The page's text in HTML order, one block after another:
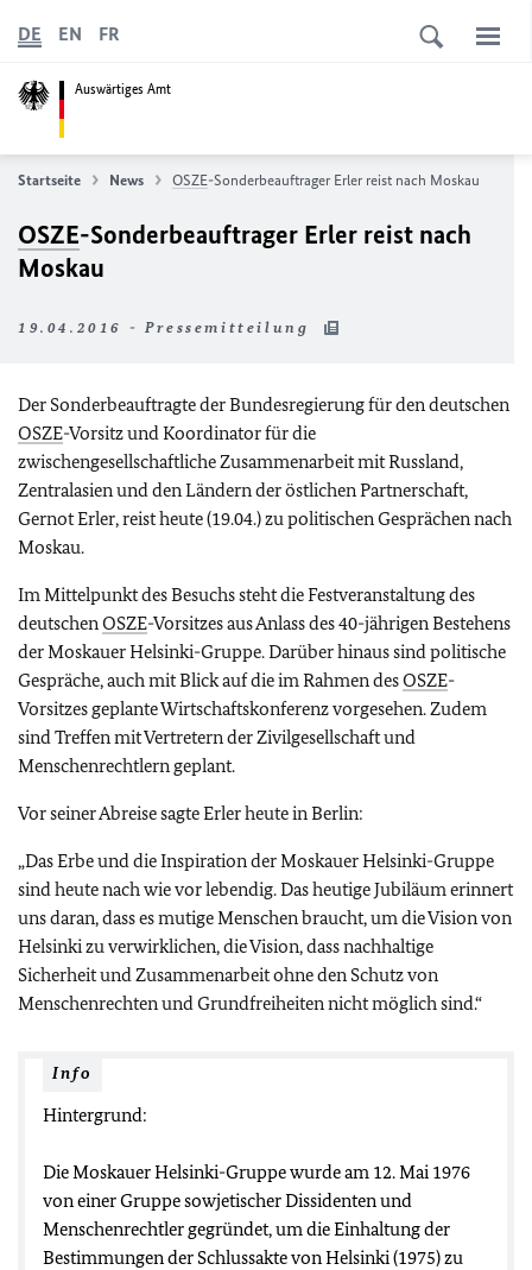
Auswärtiges Amt
DE EN FR
Startseite News OSZE-Sonderbeauftrager Erler reist nach Moskau
OSZE-Sonderbeauftrager Erler reist nach
Moskau
19.04.2016 - Pressemitteilung
Der Sonderbeauftragte der Bundesregierung für den deutschen
OSZE-Vorsitz und Koordinator für die
zwischengesellschaftliche Zusammenarbeit mit Russland,
Zentralasien und den Ländern der östlichen Partnerschaft,
Gernot Erler, reist heute (19.04.) zu politischen Gesprächen nach
Moskau.
Im Mittelpunkt des Besuchs steht die Festveranstaltung des
deutschenOSZE-Vorsitzes aus Anlass des 40-jährigen Bestehens
der Moskauer Helsinki-Gruppe. Darüber hinaus sind politische
Gespräche, auch mit Blick auf die im Rahmen desOSZE-
Vorsitzes geplante Wirtschaftskonferenz vorgesehen. Zudem
sind Treffen mit Vertretern der Zivilgesellschaft und
Menschenrechtlern geplant.
Vor seiner Abreise sagte Erler heute in Berlin:
„Das Erbe und die Inspiration der Moskauer Helsinki-Gruppe
sind heute nach wie vor lebendig. Das heutige Jubiläum erinnert
uns daran, dass es mutige Menschen braucht, um die Vision von
Helsinki zu verwirklichen, die Vision, dass nachhaltige
Sicherheit und Zusammenarbeit ohne den Schutz von
Menschenrechten und Grundfreiheiten nicht möglich sind.“
Info
Hintergrund:
Die Moskauer Helsinki-Gruppe wurde am 12. Mai 1976
von einer Gruppe sowjetischer Dissidenten und
Menschenrechtler gegründet, um die Einhaltung der
Bestimmungen der Schlussakte von Helsinki (1975) zu